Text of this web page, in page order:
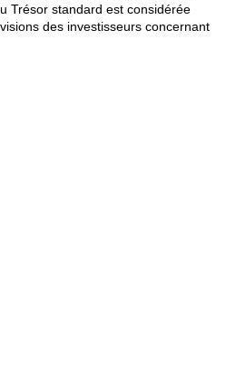
Trésor standard est considérée
des investisseurs concernant